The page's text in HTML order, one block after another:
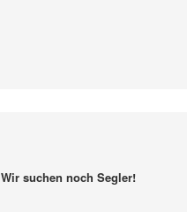
Wir suchen noch Segler!